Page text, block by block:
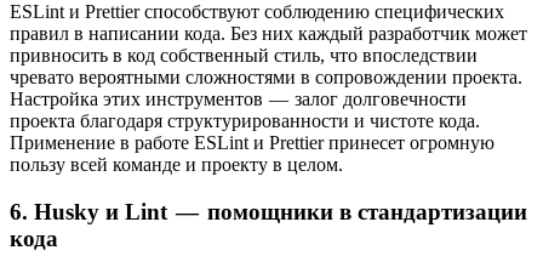
ESLint и Prettier способствуют соблюдению специфических
правил в написании кода. Без них каждый разработчик может
привносить в код собственный стиль, что впоследствии
чревато вероятными сложностями в сопровождении проекта.
Настройка этих инструментов — залог долговечности
проекта благодаря структурированности и чистоте кода.
Применение в работе ESLint и Prettier принесет огромную
пользу всей команде и проекту в целом.
6. Husky и Lint — помощники в стандартизации
кода